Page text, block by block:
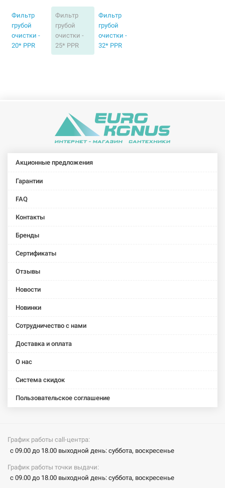
Фильтр
грубой
очистки -
20* PPR
Фильтр
грубой
очистки -
25* PPR
Фильтр
грубой
очистки -
32* PPR
Акционные предложения
Гарантии
FAQ
Контакты
Бренды
Сертификаты
Отзывы
Новости
Новинки
Сотрудничество с нами
Доставка и оплата
О нас
Система скидок
Пользовательское соглашение
График работы call-центра:
с 09.00 до 18.00 выходной день: суббота, воскресенье
График работы точки выдачи:
с 09.00 до 18.00 выходной день: суббота, воскресенье